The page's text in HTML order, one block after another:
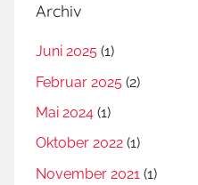
Archiv
Juni 2025 (1)
Februar 2025 (2)
Mai 2024 (1)
Oktober 2022 (1)
November 2021 (1)